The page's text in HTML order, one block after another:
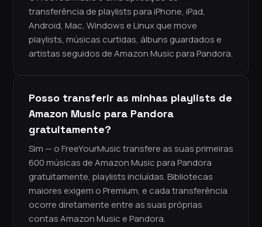
transferência de playlists para iPhone, iPad,
Android, Mac, Windows e Linux que move
playlists, músicas curtidas, álbuns guardados e
artistas seguidos de Amazon Music para Pandora.
Posso transferir as minhas playlists de
Amazon Music para Pandora
gratuitamente?
Sim — o FreeYourMusic transfere as suas primeiras
600 músicas de Amazon Music para Pandora
gratuitamente, playlists incluídas. Bibliotecas
maiores exigem o Premium, e cada transferência
ocorre diretamente entre as suas próprias
contas Amazon Music e Pandora.